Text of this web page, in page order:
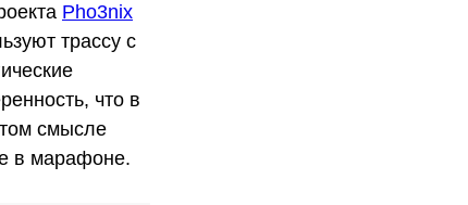
Pho3nix
трассу с
что в
смысле
в марафоне.